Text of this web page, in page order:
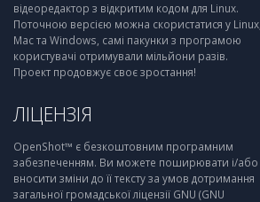
відеоредактор з відкритим кодом для Linux.
Поточною версією можна скористатися у Linux,
Mac та Windows, самі пакунки з програмою
користувачі отримували мільйони разів.
Проект продовжує своє зростання!
ЛІЦЕНЗІЯ
OpenShot™ є безкоштовним програмним
забезпеченням. Ви можете поширювати і/або
вносити зміни до її тексту за умов дотримання
загальної громадської ліцензії GNU (GNU